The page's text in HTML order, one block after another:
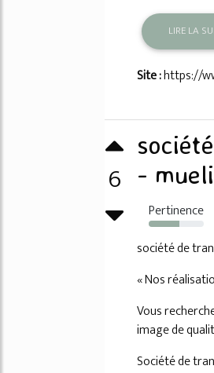
LIRE LA
Site :https://
6 -
Pertinence
56%
société de
« Nos
Vous
image de
Société de